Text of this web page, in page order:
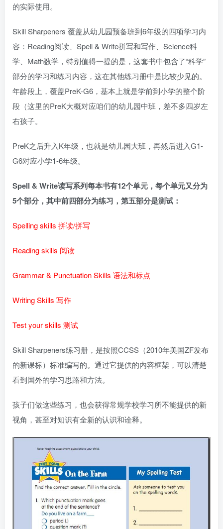
的实际使用。
Skill Sharpeners 覆盖从幼儿园预备班到6年级的四项学习内
容：Reading阅读、Spell & Write拼写和写作、Science科
学、Math数学，特别值得一提的是，这套书中包含了“科学”
部分的学习和练习内容，这在其他练习册中是比较少见的。
年龄段上，覆盖PreK-G6，基本上就是学前到小学的整个阶
段（这里的PreK大概对应咱们的幼儿园中班，差不多四岁左
右孩子。
PreK之后升入K年级，也就是幼儿园大班，再然后进入G1-
G6对应小学1-6年级。
Spell & Write读写系列每本书有12个单元，每个单元又分为
5个部分，其中前四部分为练习，第五部分是测试：
Spelling skills 拼读/拼写
Reading skills 阅读
Grammar & Punctuation Skills 语法和标点
Writing Skills 写作
Test your skills 测试
Skill Sharpeners练习册，是按照CCSS（2010年美国ZF发布
的新课标）标准编写的。通过它提供的内容框架，可以清楚
看到国外的学习思路和方法。
孩子们做这些练习，也会获得常规学校学习所不能提供的新
视角，甚至对知识有全新的认识和诠释。